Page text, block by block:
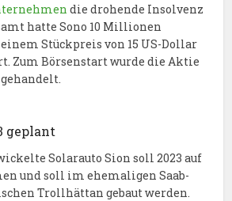
die drohende Insolvenz
hatte Sono 10 Millionen
Stückpreis von 15 US-Dollar
Zum Börsenstart wurde die Aktie
geplant
Solarauto Sion soll 2023 auf
und soll im ehemaligen Saab-
Trollhättan gebaut werden.